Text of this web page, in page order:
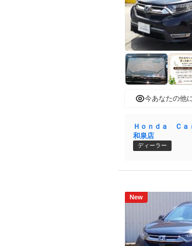
今あなたの他
Ｈｏｎｄａ Ｃ
和泉店
ディーラー
New